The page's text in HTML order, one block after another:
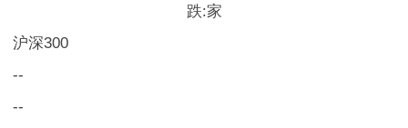
跌:家
沪深300
--
--